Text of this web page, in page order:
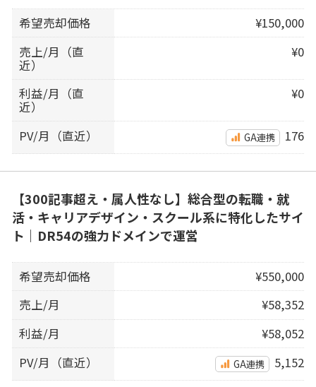
希望売却価格
¥150,000
売上/月（直
近）
¥0
利益/月（直
近）
¥0
PV/月（直近） GA連携 176
【300記事超え・属人性なし】総合型の転職・就
活・キャリアデザイン・スクール系に特化したサイ
ト｜DR54の強力ドメインで運営
希望売却価格
¥550,000
売上/月
¥58,352
利益/月
¥58,052
PV/月（直近）
GA連携 5,152